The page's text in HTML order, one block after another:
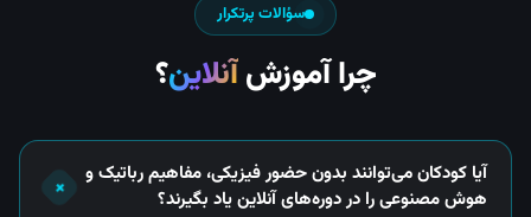
سؤالات پرتکرار
چرا آموزشآنلاین؟
آیا کودکان می‌توانند بدون حضور فیزیکی، مفاهیم رباتیک و
هوش مصنوعی را در دوره‌های آنلاین یاد بگیرند؟
+